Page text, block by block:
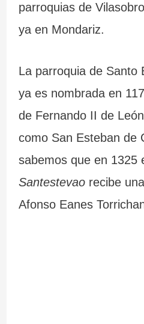
parroquias de
ya en Mondariz.
La parroquia de Santo
ya es nombrada en
de Fernando II de
como San Esteban de
sabemos que en 1325
Santestevao recibe
Afonso Eanes